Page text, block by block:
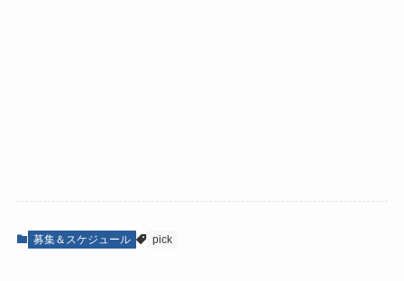
募集＆スケジュール pick